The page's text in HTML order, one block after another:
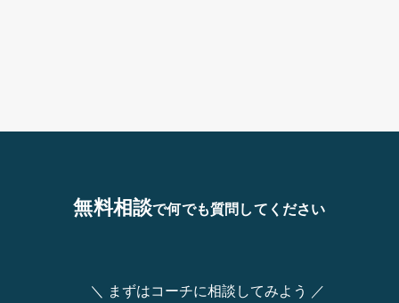
無料相談で何でも質問してください
＼ まずはコーチに相談してみよう ／